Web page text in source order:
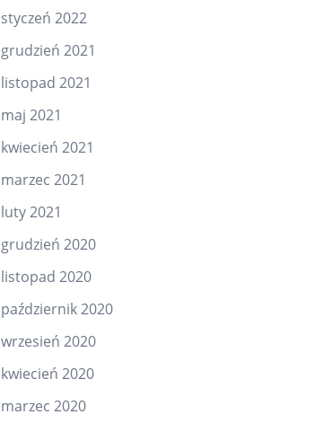
styczeń 2022
grudzień 2021
listopad 2021
maj 2021
kwiecień 2021
marzec 2021
luty 2021
grudzień 2020
listopad 2020
październik 2020
wrzesień 2020
kwiecień 2020
marzec 2020